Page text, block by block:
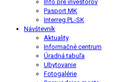
Info pre investorov
Pasport MK
Interreg PL-SK
Návštevník
Aktuality
Informačné centrum
Úradná tabuľa
Ubytovanie
Fotogalérie